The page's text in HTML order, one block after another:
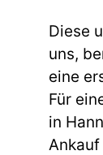
Diese
uns,
eine
Für
in